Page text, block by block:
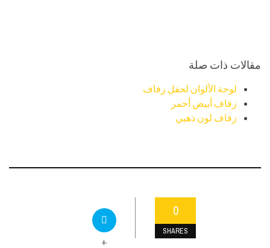
مقالات ذات صلة
لوحة الألوان لحفل زفاف
زفاف أبيض أحمر
زفاف لون ذهبي
0
SHARES
+